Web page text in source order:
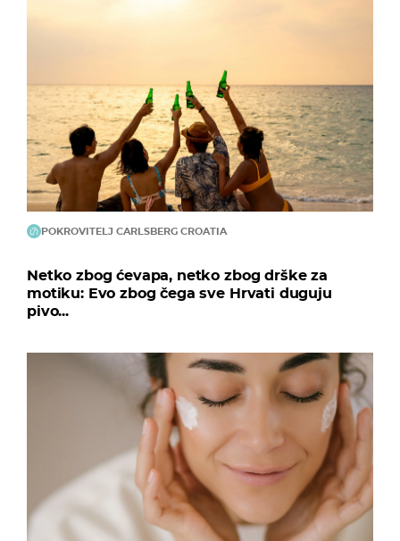
POKROVITELJ CARLSBERG CROATIA
Netko zbog ćevapa, netko zbog drške za
motiku: Evo zbog čega sve Hrvati duguju
pivo...